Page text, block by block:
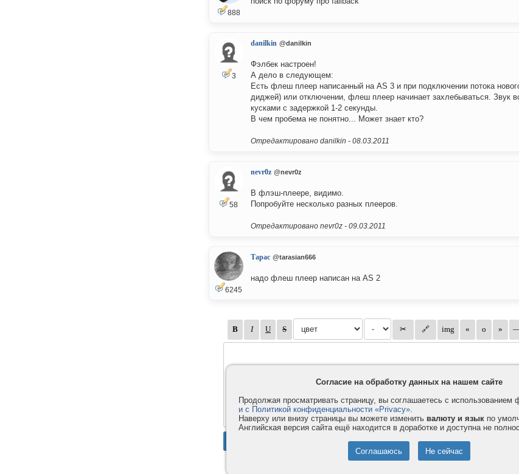
888
3
danilkin @danilkin
Фэлбек настроен!
А дело в следующем:
Есть флеш плеер написанный на AS 3 и при подключении потока
диджей) или отключении, флеш плеер начинает захлебываться. Звук
кусками с задержкой 1-2 секунды.
В чем пробема не понятно... Может знает кто?
Отредактировано danilkin - 08.03.2011
58
nevr0z @nevr0z
В флэш-плеере, видимо.
Попробуйте несколько разных плееров.
Отредактировано nevr0z - 09.03.2011
6245
Тарас @tarasian666
надо флеш плеер написан на AS 2
Согласие на обработку данных на нашем сайте
Продолжая просматривать страницу, вы соглашаетесь с использованием
и с Политикой конфиденциальности «Privacy».
Наверху или внизу страницы вы можете изменить валюту и язык по
Английская версия сайта ещё находится в доработке и доступна не